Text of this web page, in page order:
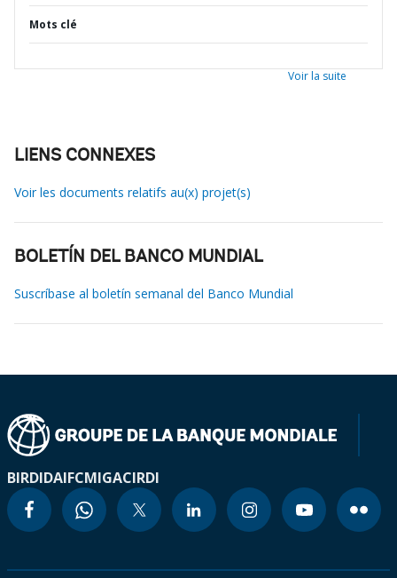
Mots clé
Voir la suite
LIENS CONNEXES
Voir les documents relatifs au(x) projet(s)
BOLETÍN DEL BANCO MUNDIAL
Suscríbase al boletín semanal del Banco Mundial
BIRDIDAIFCMIGACIRDI